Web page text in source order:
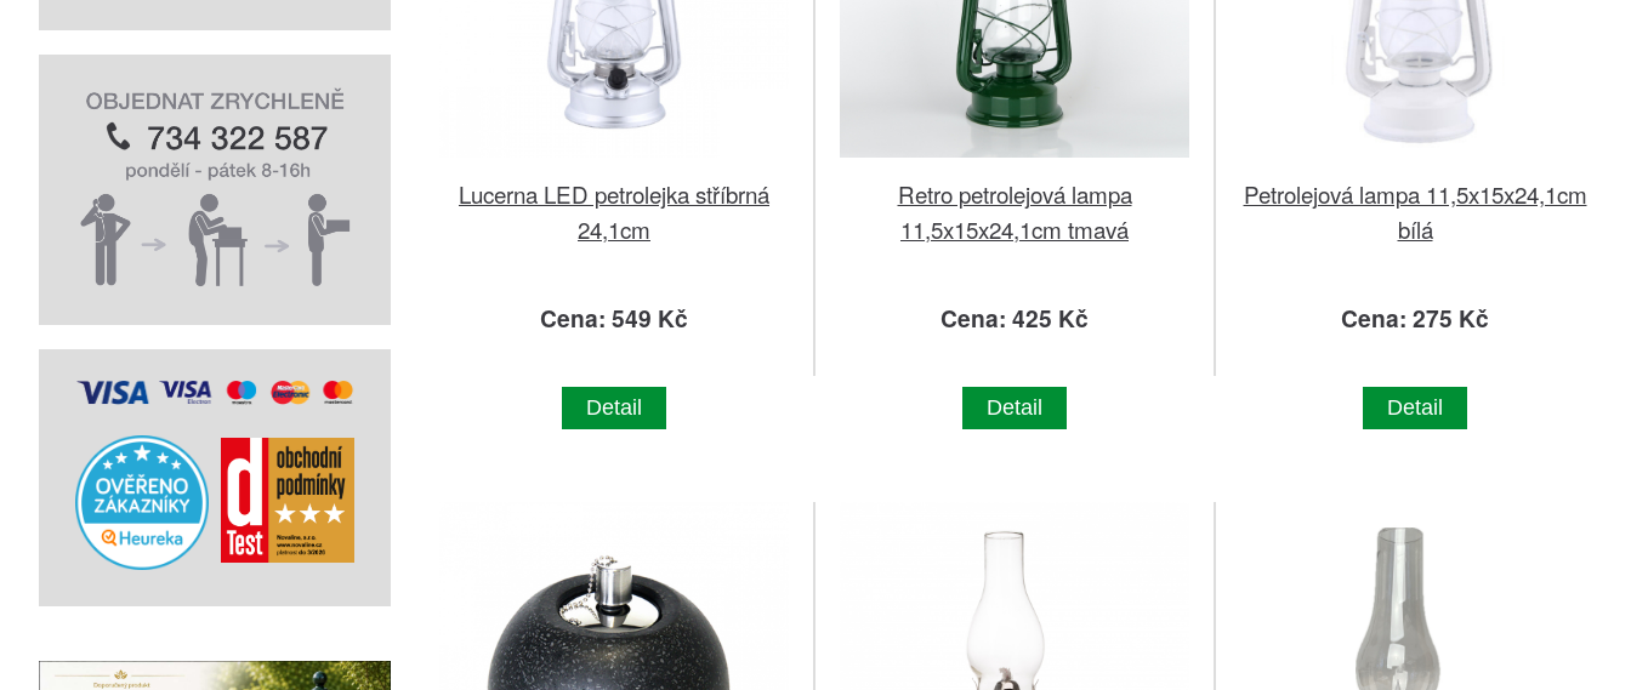
Lucerna LED petrolejka stříbrná
24,1cm
Cena: 549 Kč
Detail
Retro petrolejová lampa
11,5x15x24,1cm tmavá
Cena: 425 Kč
Detail
Petrolejová lampa 11,5x15x24,1cm
bílá
Cena: 275 Kč
Detail